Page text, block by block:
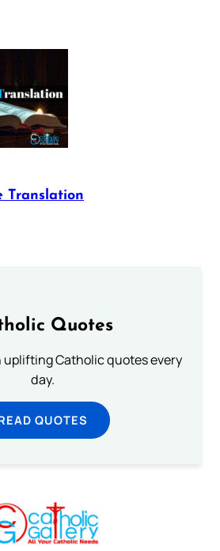
Translation
Quotes
uplifting Catholic quotes every
day.
QUOTES